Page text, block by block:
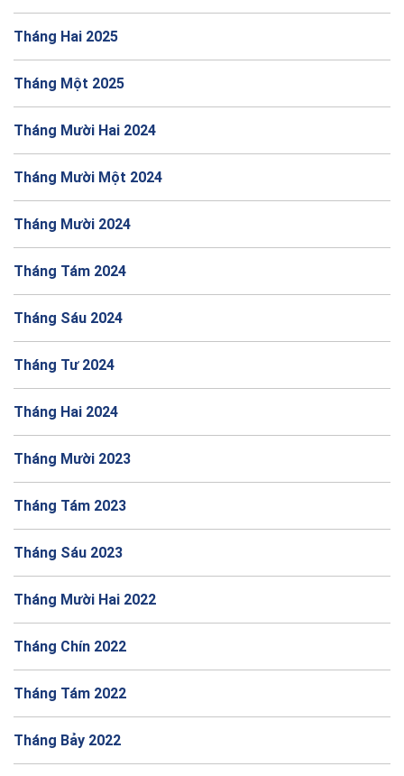
Tháng Hai 2025
Tháng Một 2025
Tháng Mười Hai 2024
Tháng Mười Một 2024
Tháng Mười 2024
Tháng Tám 2024
Tháng Sáu 2024
Tháng Tư 2024
Tháng Hai 2024
Tháng Mười 2023
Tháng Tám 2023
Tháng Sáu 2023
Tháng Mười Hai 2022
Tháng Chín 2022
Tháng Tám 2022
Tháng Bảy 2022